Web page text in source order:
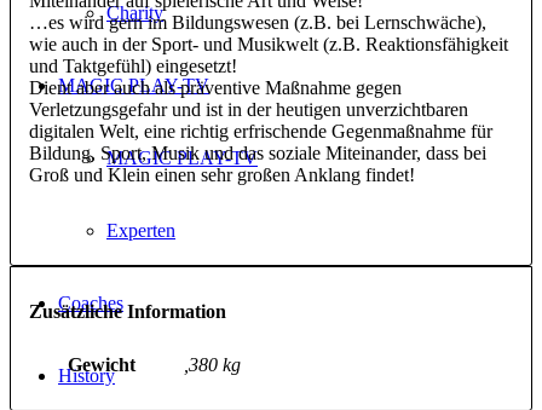
Charity
MAGIC PLAY-TV
MAGIC PLAY-TV
Experten
Coaches
History
…es wird gern im Bildungswesen (z.B. bei Lernschwäche),
wie auch in der Sport- und Musikwelt (z.B. Reaktionsfähigkeit
und Taktgefühl) eingesetzt!
Dient aber auch als präventive Maßnahme gegen
Verletzungsgefahr und ist in der heutigen unverzichtbaren
digitalen Welt, eine richtig erfrischende Gegenmaßnahme für
Bildung, Sport, Musik und das soziale Miteinander, dass bei
Groß und Klein einen sehr großen Anklang findet!
Zusätzliche Information
Gewicht ,380 kg